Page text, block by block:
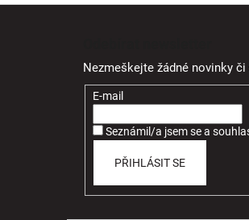
Nezmeškejte žádné novinky či
E-mail
Seznámil/a jsem se a
PŘIHLÁSIT SE